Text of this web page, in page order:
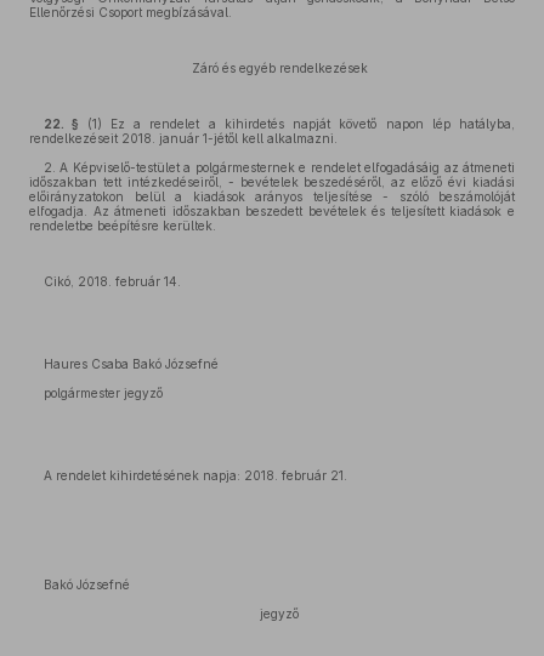
Ellenőrzési Csoport megbízásával.
Záró és egyéb rendelkezések
22. §
(1) Ez a rendelet a kihirdetés napját követő napon lép hatályba,
rendelkezéseit 2018. január 1-jétől kell alkalmazni.
2. A Képviselő-testület a polgármesternek e rendelet elfogadásáig az átmeneti
időszakban tett intézkedéseiről, - bevételek beszedéséről, az előző évi kiadási
előirányzatokon belül a kiadá­sok arányos teljesítése - szóló beszámolóját
elfogadja. Az átmeneti időszakban beszedett be­vételek és teljesített kiadások e
rendeletbe beépítésre kerültek.
Cikó, 2018. február 14.
Haures Csaba Bakó Józsefné
polgármester jegyző
A rendelet kihirdetésének napja: 2018. február 21.
Bakó Józsefné
jegyző